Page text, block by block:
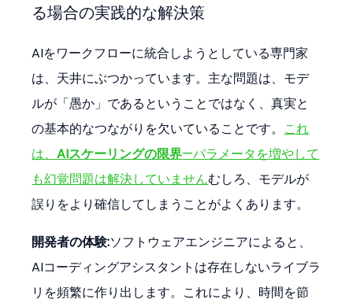
る場合の実践的な解決策
AIをワークフローに統合しようとしている専門家
は、天井にぶつかっています。主な問題は、モデ
ルが「愚か」であるということではなく、真実と
の基本的なつながりを欠いていることです。 これ
は、AIスケーリングの限界—パラメータを増やして
も幻覚問題は解決していませんむしろ、モデルが
誤りをより確信してしまうことがよくあります。
開発者の体験:ソフトウェアエンジニアによると、
AIコーディングアシスタントは存在しないライブラ
リを頻繁に作り出します。これにより、時間を節